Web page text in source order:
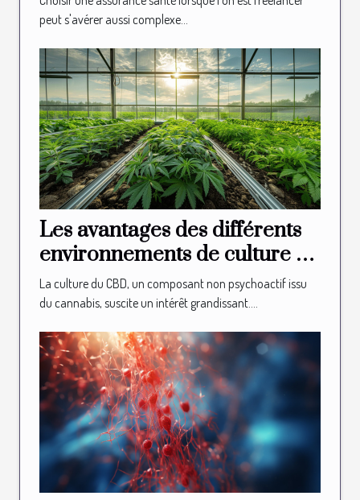
peut s'avérer aussi complexe...
Les avantages des différents
environnements de culture du
CBD
La culture du CBD, un composant non psychoactif issu
du cannabis, suscite un intérêt grandissant....